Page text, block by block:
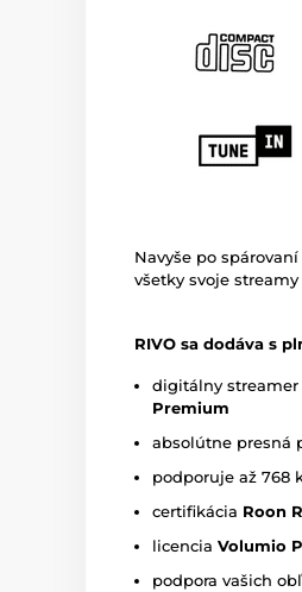
Navyše po
všetky svoje
RIVO sa dodáva s
digitálny streamer
Premium
absolútne presná
podporuje až 768
certifikácia Roon
licencia Volumio
podpora vašich